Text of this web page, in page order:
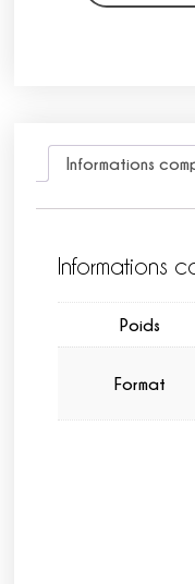
Informations
Informations
Poids
Format